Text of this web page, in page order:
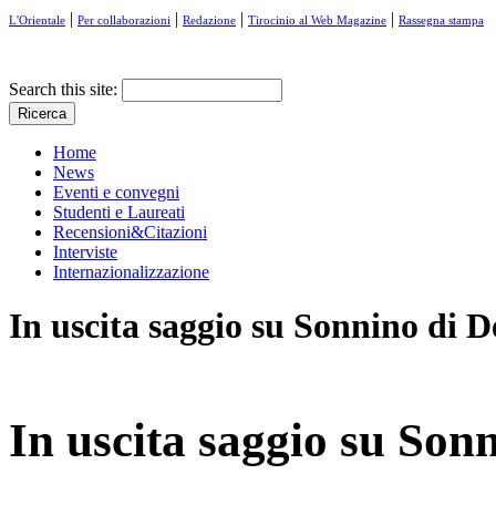
L'Orientale | Per collaborazioni | Redazione | Tirocinio al Web Magazine | Rassegna stampa
Search this site:
Home
News
Eventi e convegni
Studenti e Laureati
Recensioni&Citazioni
Interviste
Internazionalizzazione
In uscita saggio su Sonnino di
In uscita saggio su